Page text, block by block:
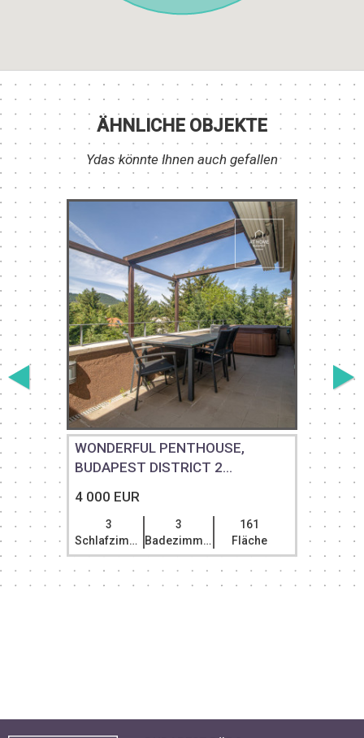
ÄHNLICHE OBJEKTE
Ydas könnte Ihnen auch gefallen
WONDERFUL PENTHOUSE,
BUDAPEST DISTRICT 2...
4 000 EUR
3
Schlafzimmer
3
Badezimmer
161
Fläche